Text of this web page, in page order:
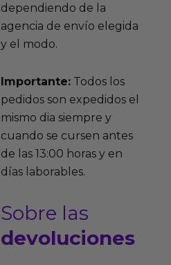
dependiendo de la
agencia de envío elegida
y el modo.
Importante:Todos los
pedidos son expedidos el
mismo dia siempre y
cuando se cursen antes
de las 13:00 horas y en
días laborables.
Sobre las
devoluciones